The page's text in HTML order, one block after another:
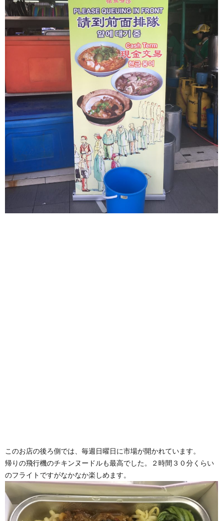
このお店の後ろ側では、毎週日曜日に市場が開かれています。
帰りの飛行機のチキンヌードルも最高でした。２時間３０分くらい
のフライトですがなかなか楽しめます。